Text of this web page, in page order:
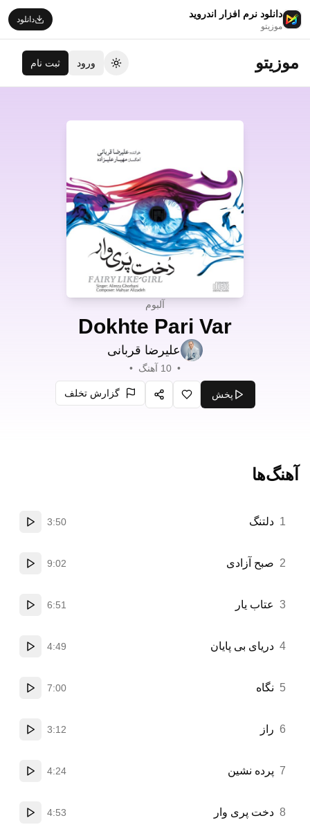
دانلود نرم افزار اندروید
موزیتو
دانلود
موزیتو تغییر تم
ورود ثبت نام
آلبوم
Dokhte Pari Var
علیرضا قربانی
•
10 آهنگ •
پخش
علاقه‌مندیاشتراک‌گذاری
گزارش تخلف
آهنگ‌ها
1 دلتنگ 3:50
پخش
2 صبح آزادی 9:02
پخش
3 عتاب یار 6:51
پخش
4 دریای بی پایان 4:49
پخش
5 نگاه 7:00
پخش
6 راز 3:12
پخش
7 پرده نشین 4:24
پخش
8 دخت پری وار 4:53
پخش